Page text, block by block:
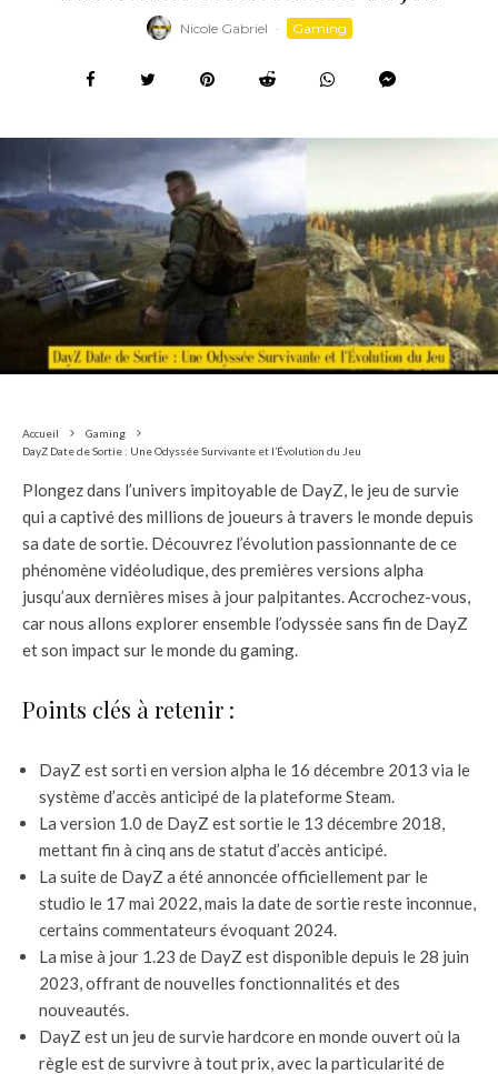
Nicole Gabriel · Gaming
Accueil
Gaming
DayZ Date de Sortie : Une Odyssée Survivante et l’Évolution du Jeu
Plongez dans l’univers impitoyable de DayZ, le jeu de survie
qui a captivé des millions de joueurs à travers le monde depuis
sa date de sortie. Découvrez l’évolution passionnante de ce
phénomène vidéoludique, des premières versions alpha
jusqu’aux dernières mises à jour palpitantes. Accrochez-vous,
car nous allons explorer ensemble l’odyssée sans fin de DayZ
et son impact sur le monde du gaming.
Points clés à retenir :
DayZ est sorti en version alpha le 16 décembre 2013 via le
système d’accès anticipé de la plateforme Steam.
La version 1.0 de DayZ est sortie le 13 décembre 2018,
mettant fin à cinq ans de statut d’accès anticipé.
La suite de DayZ a été annoncée officiellement par le
studio le 17 mai 2022, mais la date de sortie reste inconnue,
certains commentateurs évoquant 2024.
La mise à jour 1.23 de DayZ est disponible depuis le 28 juin
2023, offrant de nouvelles fonctionnalités et des
nouveautés.
DayZ est un jeu de survie hardcore en monde ouvert où la
règle est de survivre à tout prix, avec la particularité de